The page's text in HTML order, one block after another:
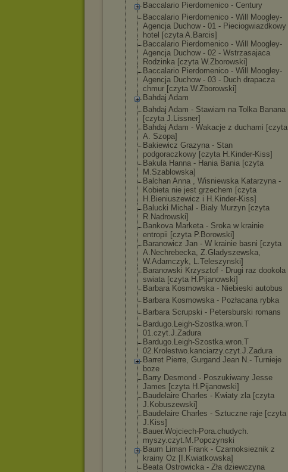
Baccalario Pierdomenico - Century
Baccalario Pierdomenico - Will Moogley-
Agencja Duchow - 01 - Pieciogwiazdkowy
hotel [czyta A.Barcis]
Baccalario Pierdomenico - Will Moogley-
Agencja Duchow - 02 - Wstrzasajaca
Rodzinka [czyta W.Zborowski]
Baccalario Pierdomenico - Will Moogley-
Agencja Duchow - 03 - Duch drapacza
chmur [czyta W.Zborowski]
Bahdaj Adam
Bahdaj Adam - Stawiam na Tolka Banana
[czyta J.Lissner]
Bahdaj Adam - Wakacje z duchami [czyta
A. Szopa]
Bakiewicz Grazyna - Stan
podgoraczkowy [czyta H.Kinder-Kiss]
Bakula Hanna - Hania Bania [czyta
M.Szablowska]
Balchan Anna , Wisniewska Katarzyna -
Kobieta nie jest grzechem [czyta
H.Bieniuszewicz i H.Kinder-Kiss]
Balucki Michal - Bialy Murzyn [czyta
R.Nadrowski]
Bankova Marketa - Sroka w krainie
entropii [czyta P.Borowski]
Baranowicz Jan - W krainie basni [czyta
A.Nechrebecka, Z.Gladyszewska,
W.Adamczyk, L.Teleszynski]
Baranowski Krzysztof - Drugi raz dookola
swiata [czyta H.Pijanowski]
Barbara Kosmowska - Niebieski autobus
Barbara Kosmowska - Pozłacana rybka
Barbara Scrupski - Petersburski romans
Bardugo.Leigh-Szostka.wron.T
01.czyt.J.Zadura
Bardugo.Leigh-Szostka.wron.T
02.Krolestwo.kanciarzy.czyt.J.Zadura
Barret Pierre, Gurgand Jean N.- Turnieje
boze
Barry Desmond - Poszukiwany Jesse
James [czyta H.Pijanowski]
Baudelaire Charles - Kwiaty zla [czyta
J.Kobuszewski]
Baudelaire Charles - Sztuczne raje [czyta
J.Kiss]
Bauer.Wojciech-Pora.chudych.
myszy.czyt.M.Popczynski
Baum Liman Frank - Czarnoksieznik z
krainy Oz [I.Kwiatkowska]
Beata Ostrowicka - Zła dziewczyna